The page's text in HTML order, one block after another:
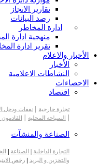
تقارير الانجاز
رصد البيانات
ادارة المخاطر
منهجية ادارة
تقرير ادارة
الأخبار والاعلام
الأخبار
النشاطات الاعلامية
الاحصاءات
اقتصاد
تجارة خارجية | نفقات ودخل
| السياحة المحلية |
الصناعة والمنشآت
التجارة الداخلية الصناعة
والتخزين و البريد
رخص